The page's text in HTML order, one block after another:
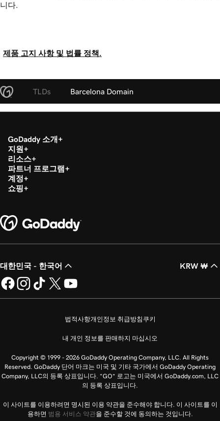
니다.
제품 고지 사항 및 법률 정책.
TLDs Barcelona Domain
GoDaddy 소개
지원
리소스
파트너 프로그램
계정
쇼핑
대한민국 - 한국어 KRW ₩
법적사항개인정보 취급방침 쿠키
내 개인 정보를 판매하지 마십시오
Copyright © 1999 - 2026 GoDaddy Operating Company, LLC. All Rights
Reserved. GoDaddy 단어 마크는 미국 및 기타 국가에서 GoDaddy Operating
Company, LLC의 등록 상표입니다. “GO” 로고는 미국에서 GoDaddy.com, LLC
의 등록 상표입니다.
이 사이트를 이용하려면 명시된 이용 약관을 준수해야 합니다. 이 사이트를 이
용하면 범용 서비스 약관을 준수할 것에 동의하는 것입니다.